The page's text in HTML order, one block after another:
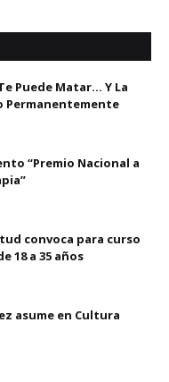
Puede Matar… Y La
Permanentemente
“Premio Nacional a
convoca para curso
18 a 35 años
asume en Cultura